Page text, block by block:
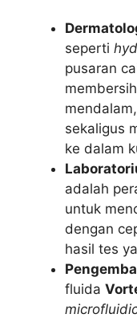
seperti
pusaran
sekaligus
ke dalam
adalah
untuk
dengan
hasil tes
fluida